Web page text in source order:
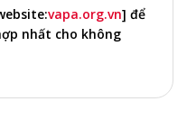
vapa.org.vn] để
nhất cho không